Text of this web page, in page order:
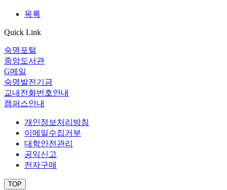
목록
Quick Link
숙명포털
중앙도서관
G메일
숙명발전기금
교내전화번호안내
캠퍼스안내
개인정보처리방침
이메일수집거부
대학안전관리
공익신고
전자구매
TOP